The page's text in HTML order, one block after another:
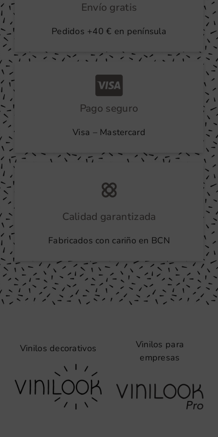
Envío gratis
Pedidos +40 € en península
Pago seguro
Visa – Mastercard
Calidad garantizada
Fabricados con cariño en BCN
Vinilos decorativos
Vinilos para
empresas